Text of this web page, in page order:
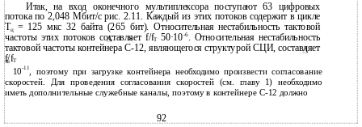
Итак, на вход оконечного мультиплексора поступают 63 цифровых
потока по 2,048 Мбит/с рис. 2.11. Каждый из этих потоков содержит в цикле
Тц = 125 мкс 32 байта (265 бит). Относительная нестабильность тактовой
частоты этих потоков составляет f/fT 50·10-6. Относительная нестабильность
тактовой частоты контейнера С-12, являющегося структурой СЦИ, составляет
f/fT
10-11 , поэтому при загрузке контейнера необходимо произвести согласование
скоростей. Для проведения согласования скоростей (см. главу 1) необходимо
иметь дополнительные служебные каналы, поэтому в контейнере С-12 должно
92